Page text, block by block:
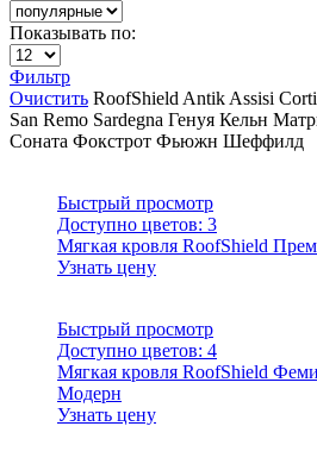
Показывать по:
Фильтр
Очистить RoofShield Antik Assisi
San Remo Sardegna Генуя Кельн
Соната Фокстрот Фьюжн Шеффилд
Быстрый просмотр
Доступно цветов: 3
Мягкая кровля RoofShield
Узнать цену
Быстрый просмотр
Доступно цветов: 4
Мягкая кровля RoofShield
Модерн
Узнать цену